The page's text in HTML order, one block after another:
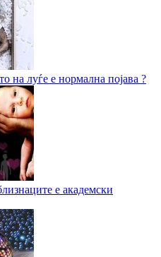
на луѓе е нормална појава ?
е академски